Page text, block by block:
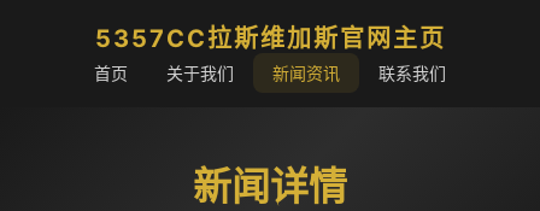
5357CC拉斯维加斯官网主页
首页 关于我们 新闻资讯 联系我们
新闻详情